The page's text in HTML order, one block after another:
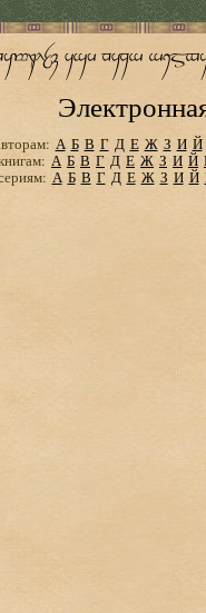
А Б В Г Д Е Ж З И Й
А Б В Г Д Е Ж З И Й
А Б В Г Д Е Ж З И Й